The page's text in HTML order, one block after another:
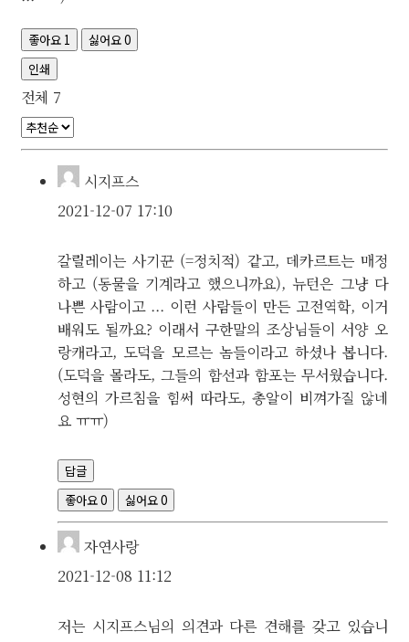
좋아요 1 싫어요0
인쇄
전체 7
시지프스
2021-12-07 17:10
갈릴레이는 사기꾼 (=정치적) 같고, 데카르트는 매정
하고 (동물을 기계라고 했으니까요), 뉴턴은 그냥 다
나쁜 사람이고 ... 이런 사람들이 만든 고전역학, 이거
배워도 될까요? 이래서 구한말의 조상님들이 서양 오
랑캐라고, 도덕을 모르는 놈들이라고 하셨나 봅니다.
(도덕을 몰라도, 그들의 함선과 함포는 무서웠습니다.
성현의 가르침을 힘써 따라도, 총알이 비껴가질 않네
요 ㅠㅠ)
답글
좋아요0 싫어요0
자연사랑
2021-12-08 11:12
저는 시지프스님의 의견과 다른 견해를 갖고 있습니